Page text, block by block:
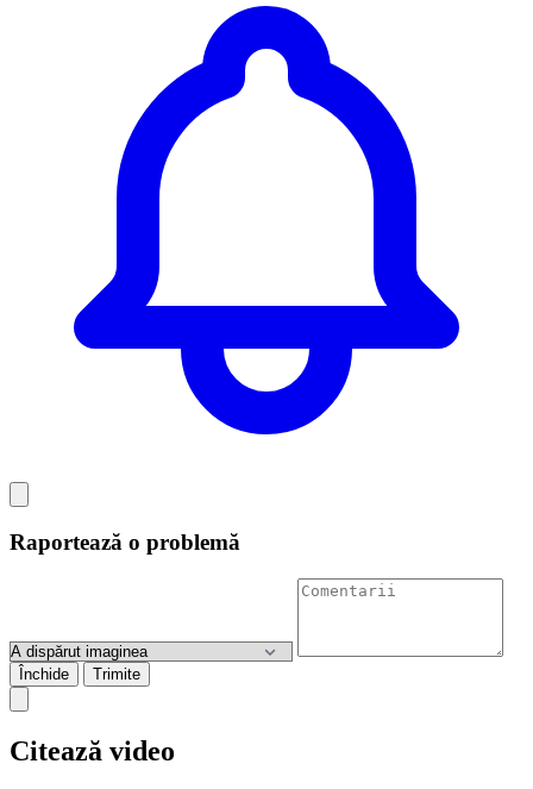
Raportează o problemă
Închide Trimite
Citează video